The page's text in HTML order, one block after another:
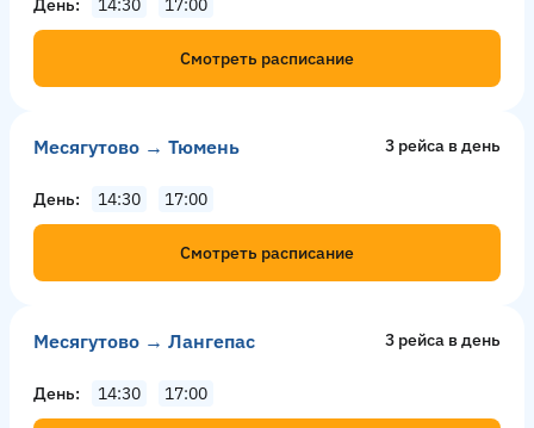
День 14:30 17:00
Смотреть расписание
Месягутово → Тюмень 3 рейсa в день
День 14:30 17:00
Смотреть расписание
Месягутово → Лангепас 3 рейсa в день
День 14:30 17:00